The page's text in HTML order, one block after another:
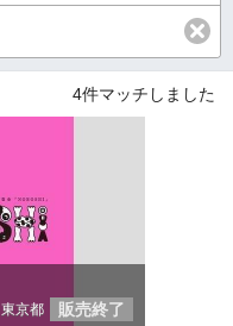
4件マッチしました
東京都 販売終了